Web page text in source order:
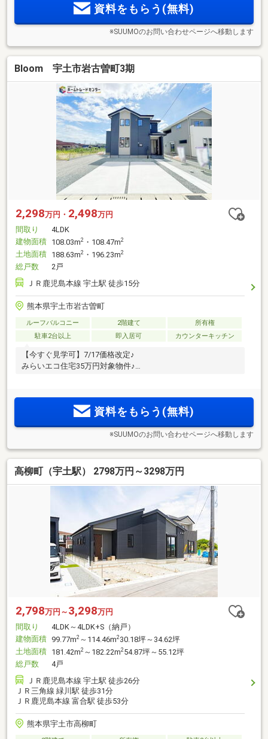
資料をもらう(無料)
※SUUMOのお問い合わせページへ移動します
Bloom 宇土市岩古曽町3期
2,298万円・ 2,498万円
間取り
4LDK
建物面積 108.03m2 ・108.47m2
土地面積 188.63m2 ・196.23m2
総戸数
2戸
ＪＲ鹿児島本線 宇土駅 徒歩15分
熊本県宇土市岩古曽町
ルーフバルコニー 2階建て
所有権
駐車2台以上
即入居可 カウンターキッチン
【今すぐ見学可】7/17価格改定♪
みらいエコ住宅35万円対象物件♪
資料をもらう(無料)
※SUUMOのお問い合わせページへ移動します
高柳町（宇土駅） 2798万円～3298万円
2,798万円～ 3,298万円
間取り
4LDK～4LDK+S（納戸）
建物面積 99.77m2 ～114.46m2 30.18坪～34.62坪
土地面積 181.42m2 ～182.22m2 54.87坪～55.12坪
総戸数
4戸
ＪＲ鹿児島本線 宇土駅 徒歩26分
ＪＲ三角線 緑川駅 徒歩31分
ＪＲ鹿児島本線 富合駅 徒歩53分
熊本県宇土市高柳町